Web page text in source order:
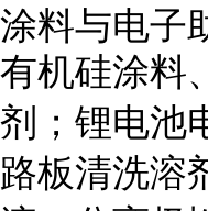
涂料与电子
有机硅涂料
剂；锂电池
路板清洗溶